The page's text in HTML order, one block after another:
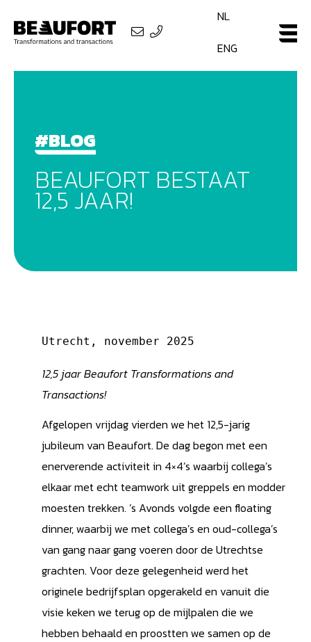
NL
ENG
#BLOG
BEAUFORT BESTAAT
12,5 JAAR!
Utrecht, november 2025
12,5 jaar Beaufort Transformations and
Transactions!
Afgelopen vrijdag vierden we het 12,5-jarig
jubileum van Beaufort. De dag begon met een
enerverende activiteit in 4×4’s waarbij collega’s
elkaar met echt teamwork uit greppels en modder
moesten trekken. ’s Avonds volgde een floating
dinner, waarbij we met collega’s en oud-collega’s
van gang naar gang voeren door de Utrechtse
grachten. Voor deze gelegenheid werd het
originele bedrijfsplan opgerakeld en vanuit die
visie keken we terug op de mijlpalen die we
hebben behaald en proostten we samen op de